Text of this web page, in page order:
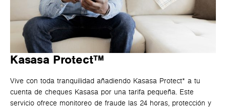
Kasasa Protect™
Vive con toda tranquilidad añadiendo Kasasa Protect* a tu
cuenta de cheques Kasasa por una tarifa pequeña. Este
servicio ofrece monitoreo de fraude las 24 horas, protección y